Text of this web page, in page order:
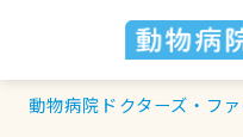
動物病院ドクターズ・フ